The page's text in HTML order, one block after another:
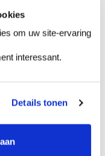
om uw site-ervaring
interessant.
Details tonen
door je
de lichtinval